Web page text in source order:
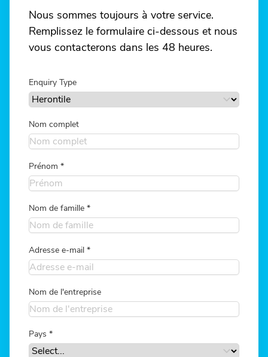
Nous sommes toujours à votre service.
Remplissez le formulaire ci-dessous et nous
vous contacterons dans les 48 heures.
Enquiry Type
Nom complet
Prénom *
Nom de famille *
Adresse e-mail *
Nom de l'entreprise
Pays *